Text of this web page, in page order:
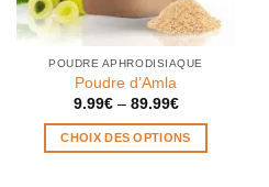
POUDRE APHRODISIAQUE
Poudre d’Amla
9.99€– 89.99€
CHOIX DES OPTIONS